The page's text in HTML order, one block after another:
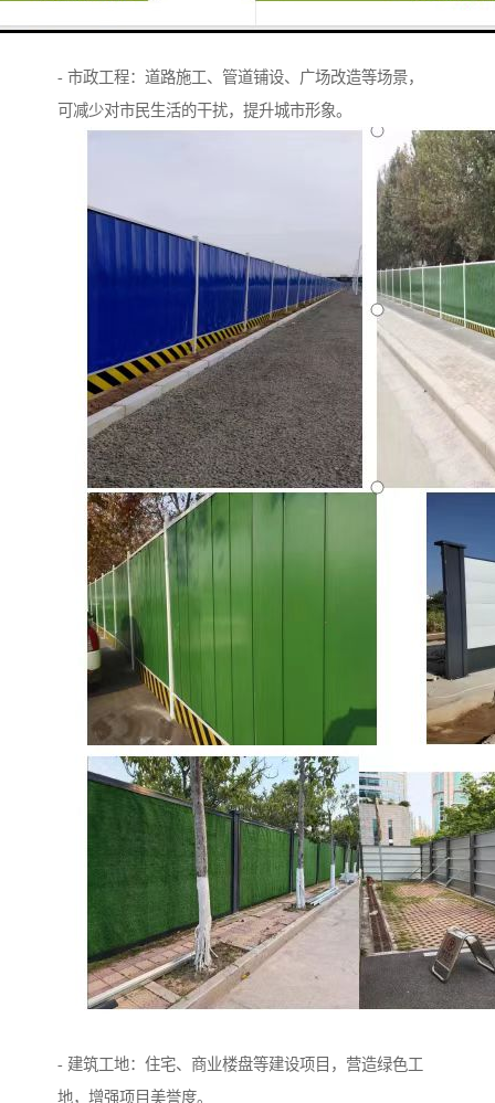
- 市政工程：道路施工、管道铺设、广场改造等场景，
可减少对市民生活的干扰，提升城市形象。
- 建筑工地：住宅、商业楼盘等建设项目，营造绿色工
地，增强项目美誉度。